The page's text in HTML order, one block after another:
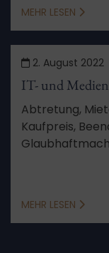
MEHR LESEN
2. August 2022
IT- und
Abtretung,
Kaufpreis,
MEHR LESEN